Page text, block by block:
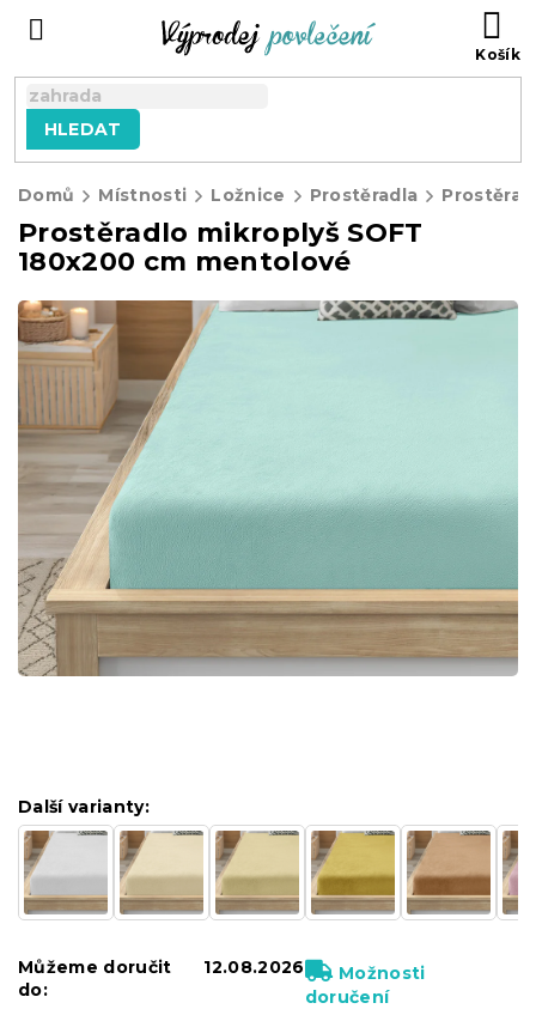
HLEDAT
Domů Místnosti Ložnice Prostěradla
Prostěradlo mikroplyš SOFT
180x200 cm mentolové
Další varianty:
Můžeme doručit
do:
12.08.2026
Možnosti
doručení